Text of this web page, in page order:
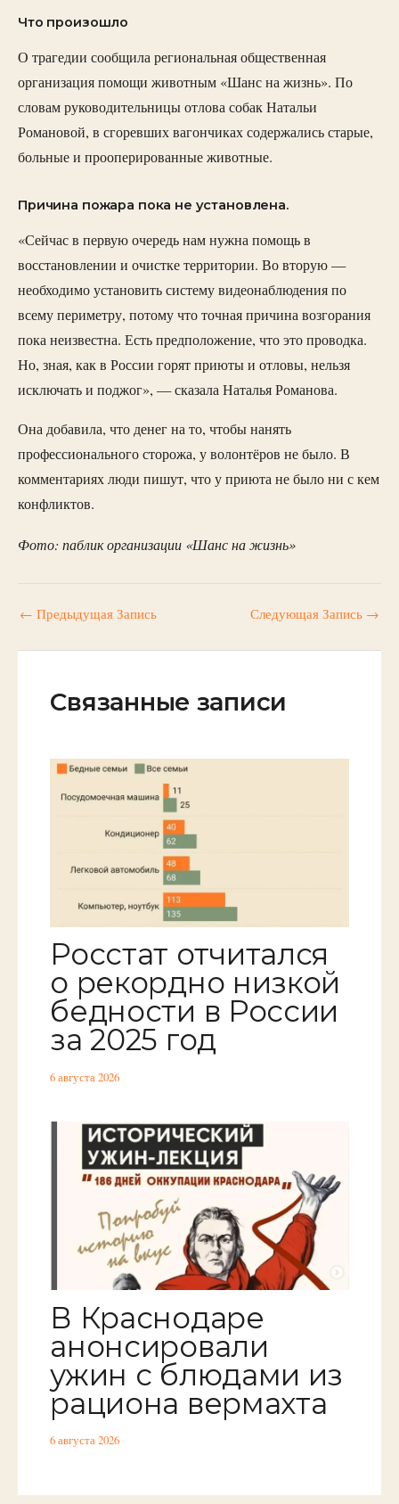
Что произошло
О трагедии сообщила региональная общественная
организация помощи животным «Шанс на жизнь». По
словам руководительницы отлова собак Натальи
Романовой, в сгоревших вагончиках содержались старые,
больные и прооперированные животные.
Причина пожара пока не установлена.
«Сейчас в первую очередь нам нужна помощь в
восстановлении и очистке территории. Во вторую —
необходимо установить систему видеонаблюдения по
всему периметру, потому что точная причина возгорания
пока неизвестна. Есть предположение, что это проводка.
Но, зная, как в России горят приюты и отловы, нельзя
исключать и поджог», — сказала Наталья Романова.
Она добавила, что денег на то, чтобы нанять
профессионального сторожа, у волонтёров не было. В
комментариях люди пишут, что у приюта не было ни с кем
конфликтов.
Фото: паблик организации «Шанс на жизнь»
← Предыдущая Запись Следующая Запись →
Связанные записи
Росстат отчитался
о рекордно низкой
бедности в России
за 2025 год
6 августа 2026
В Краснодаре
анонсировали
ужин с блюдами из
рациона вермахта
6 августа 2026